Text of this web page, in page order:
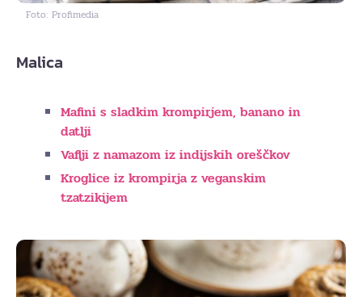
Foto: Profimedia
Malica
Mafini s sladkim krompirjem, banano in
datlji
Vaflji z namazom iz indijskih oreščkov
Kroglice iz krompirjaz veganskim
tzatzikijem